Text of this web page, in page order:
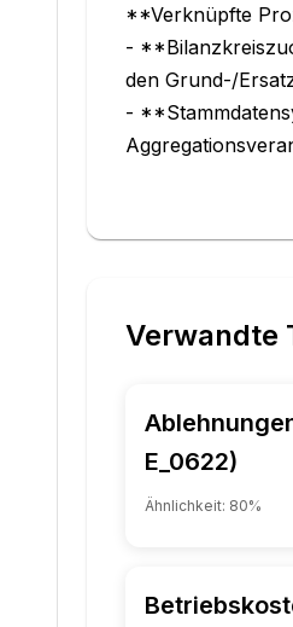
**Verknüpfte
-
den Grund-/
-
Verwandte
E_0622)
Ähnlichkeit: 80%